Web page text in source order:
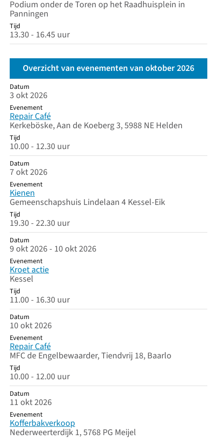
Podium onder de Toren op het Raadhuisplein in
Panningen
Tijd
13.30 - 16.45 uur
Overzicht van evenementen van oktober 2026
Datum
Datum
3 okt 2026
Evenement
Repair Café
Kerkeböske, Aan de Koeberg 3, 5988 NE Helden
Tijd
10.00 - 12.30 uur
Datum
7 okt 2026
Evenement
Kienen
Gemeenschapshuis Lindelaan 4 Kessel-Eik
Tijd
19.30 - 22.30 uur
Datum
9 okt 2026 - 10 okt 2026
Evenement
Kroet actie
Kessel
Tijd
11.00 - 16.30 uur
Datum
10 okt 2026
Evenement
Repair Café
MFC de Engelbewaarder, Tiendvrij 18, Baarlo
Tijd
10.00 - 12.00 uur
Datum
11 okt 2026
Evenement
Kofferbakverkoop
Nederweerterdijk 1, 5768 PG Meijel